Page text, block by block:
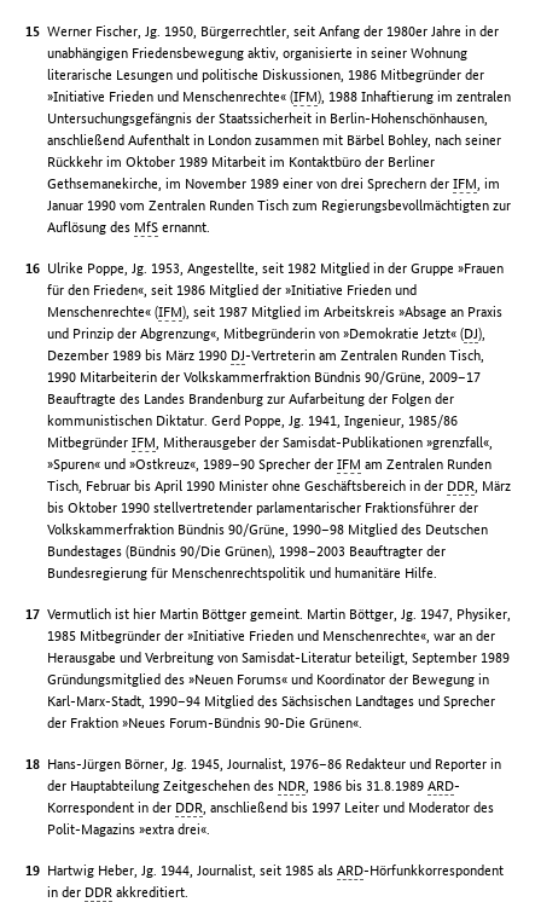
Werner Fischer, Jg. 1950, Bürgerrechtler, seit Anfang der 1980er Jahre in der
unabhängigen Friedensbewegung aktiv, organisierte in seiner Wohnung
literarische Lesungen und politische Diskussionen, 1986 Mitbegründer der
»Initiative Frieden und Menschenrechte« (IFM), 1988 Inhaftierung im zentralen
Untersuchungsgefängnis der Staatssicherheit in Berlin-Hohenschönhausen,
anschließend Aufenthalt in London zusammen mit Bärbel Bohley, nach seiner
Rückkehr im Oktober 1989 Mitarbeit im Kontaktbüro der Berliner
Gethsemanekirche, im November 1989 einer von drei Sprechern derIFM , im
Januar 1990 vom Zentralen Runden Tisch zum Regierungsbevollmächtigten zur
Auflösung des MfS ernannt.
Ulrike Poppe, Jg. 1953, Angestellte, seit 1982 Mitglied in der Gruppe »Frauen
für den Frieden«, seit 1986 Mitglied der »Initiative Frieden und
Menschenrechte« (IFM), seit 1987 Mitglied im Arbeitskreis »Absage an Praxis
und Prinzip der Abgrenzung«, Mitbegründerin von »Demokratie Jetzt« (DJ),
Dezember 1989 bis März 1990 DJ-Vertreterin am Zentralen Runden Tisch,
1990 Mitarbeiterin der Volkskammerfraktion Bündnis 90/Grüne, 2009–17
Beauftragte des Landes Brandenburg zur Aufarbeitung der Folgen der
kommunistischen Diktatur. Gerd Poppe, Jg. 1941, Ingenieur, 1985/86
MitbegründerIFM , Mitherausgeber der Samisdat-Publikationen »grenzfall«,
»Spuren« und »Ostkreuz«, 1989–90 Sprecher derIFM am Zentralen Runden
Tisch, Februar bis April 1990 Minister ohne Geschäftsbereich in der DDR , März
bis Oktober 1990 stellvertretender parlamentarischer Fraktionsführer der
Volkskammerfraktion Bündnis 90/Grüne, 1990–98 Mitglied des Deutschen
Bundestages (Bündnis 90/Die Grünen), 1998–2003 Beauftragter der
Bundesregierung für Menschenrechtspolitik und humanitäre Hilfe.
Vermutlich ist hier Martin Böttger gemeint. Martin Böttger, Jg. 1947, Physiker,
1985 Mitbegründer der »Initiative Frieden und Menschenrechte«, war an der
Herausgabe und Verbreitung von Samisdat-Literatur beteiligt, September 1989
Gründungsmitglied des »Neuen Forums« und Koordinator der Bewegung in
Karl-Marx-Stadt, 1990–94 Mitglied des Sächsischen Landtages und Sprecher
der Fraktion »Neues Forum-Bündnis 90-Die Grünen«.
Hans-Jürgen Börner, Jg. 1945, Journalist, 1976–86 Redakteur und Reporter in
der Hauptabteilung Zeitgeschehen des NDR , 1986 bis 31.8.1989ARD-
Korrespondent in der DDR , anschließend bis 1997 Leiter und Moderator des
Polit-Magazins »extra drei«.
Hartwig Heber, Jg. 1944, Journalist, seit 1985 alsARD-Hörfunkkorrespondent
in der DDR akkreditiert.